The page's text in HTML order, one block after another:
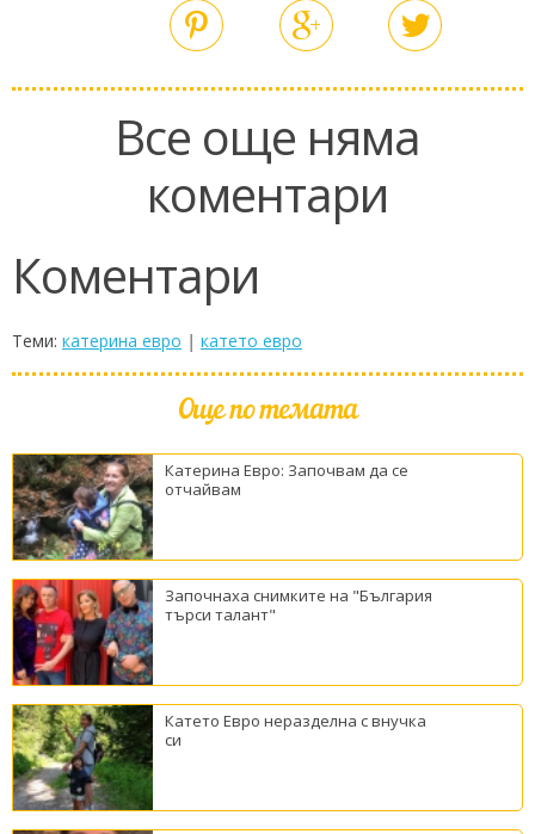
Все още няма
коментари
Коментари
Теми: катерина евро | катето евро
Още по темата
Катерина Евро: Започвам да се
отчайвам
Започнаха снимките на "България
търси талант"
Катето Евро неразделна с внучка
си